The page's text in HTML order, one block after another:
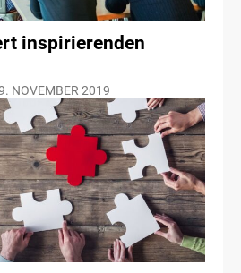
inspirierenden
NOVEMBER 2019